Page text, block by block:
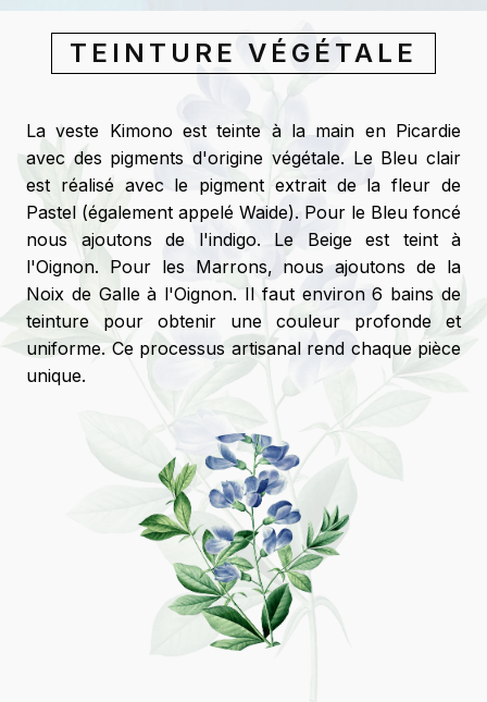
TEINTURE VÉGÉTALE
La veste Kimono est teinte à la main en Picardie
avec des pigments d'origine végétale. Le Bleu clair
est réalisé avec le pigment extrait de la fleur de
Pastel (également appelé Waide). Pour le Bleu foncé
nous ajoutons de l'indigo. Le Beige est teint à
l'Oignon. Pour les Marrons, nous ajoutons de la
Noix de Galle à l'Oignon. Il faut environ 6 bains de
teinture pour obtenir une couleur profonde et
uniforme. Ce processus artisanal rend chaque pièce
unique.